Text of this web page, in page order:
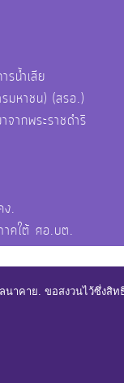
รน้ำเสีย
มหาชน) (สรอ.)
จากพระราชดำริ
ง.
าคใต้ ศอ.บต.
าคาย. ขอสงวนไว้ซึ่งสิ